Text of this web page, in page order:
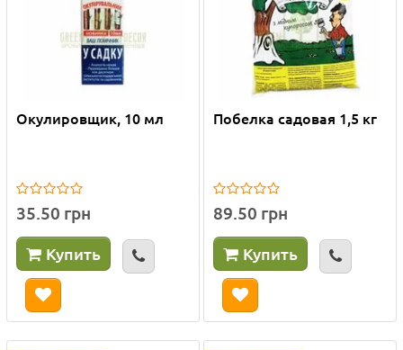
Окулировщик, 10 мл
35.50 грн
Купить
Побелка садовая 1,5 кг
89.50 грн
Купить